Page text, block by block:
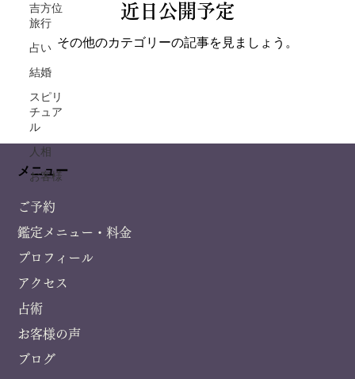
吉方位
旅行
占い
結婚
スピリ
チュア
ル
人相
お客様
近日公開予定
その他のカテゴリーの記事を見ましょう。
メニュー
ご予約
鑑定メニュー・料金
プロフィール
アクセス
占術
お客様の声
ブログ